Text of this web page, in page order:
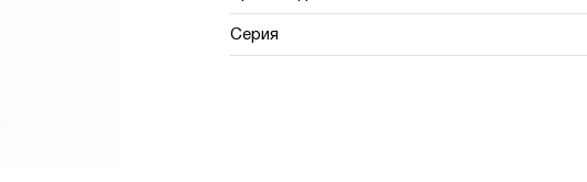
Серия